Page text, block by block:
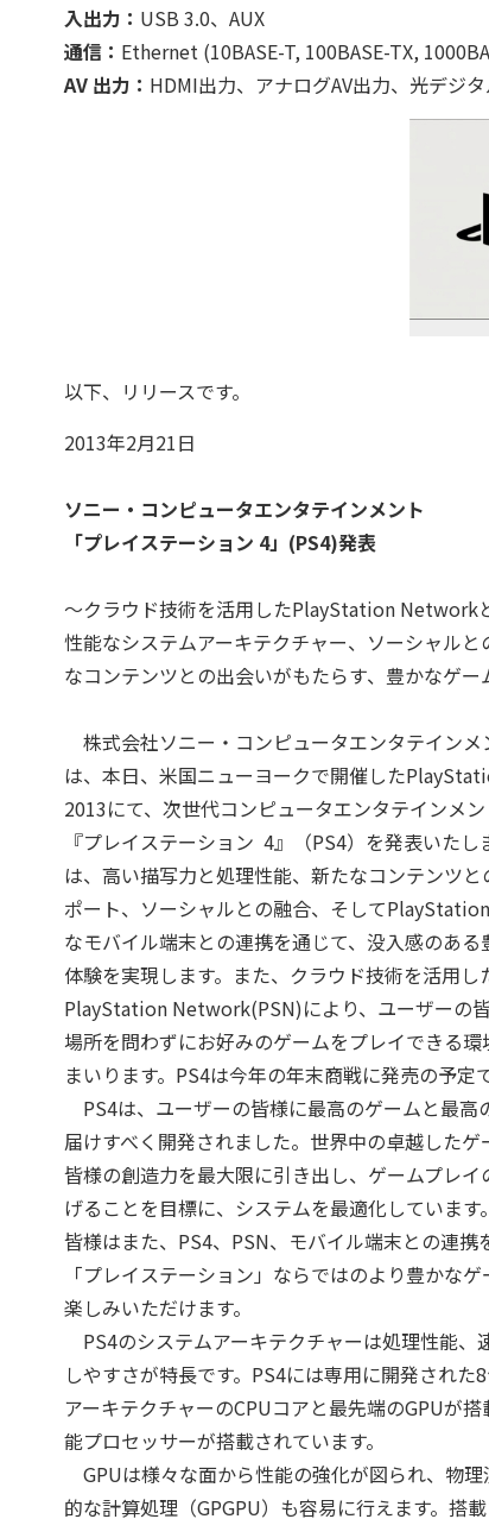
入出力： USB 3.0、AUX
通信： Ethernet (10BASE-T, 100BASE-TX,
AV 出力： HDMI出力、アナログAV出力、光デジ
以下、リリースです。
2013年2月21日
ソニー・コンピュータエンタテインメント
「プレイステーション 4」(PS4)発表
～クラウド技術を活用したPlayStation Network
性能なシステムアーキテクチャー、ソーシャルと
なコンテンツとの出会いがもたらす、豊かなゲー
株式会社ソニー・コンピュータエンタテインメ
は、本日、米国ニューヨークで開催した
2013にて、次世代コンピュータエンタテインメ
『プレイステーション 4』（PS4）を発表いたし
は、高い描写力と処理性能、新たなコンテンツ
ポート、ソーシャルとの融合、そして
なモバイル端末との連携を通じて、没入感のある
体験を実現します。また、クラウド技術を活用し
PlayStation Network(PSN)により、ユーザーの
場所を問わずにお好みのゲームをプレイできる環
まいります。PS4は今年の年末商戦に発売の予定で
PS4は、ユーザーの皆様に最高のゲームと最高
届けすべく開発されました。世界中の卓越したゲ
皆様の創造力を最大限に引き出し、ゲームプレイ
げることを目標に、システムを最適化しています
皆様はまた、PS4、PSN、モバイル端末との連携
「プレイステーション」ならではのより豊かな
楽しみいただけます。
PS4のシステムアーキテクチャーは処理性能、
しやすさが特長です。PS4には専用に開発された
アーキテクチャーのCPUコアと最先端のGPUが
能プロセッサーが搭載されています。
GPUは様々な面から性能の強化が図られ、物理
的な計算処理（GPGPU）も容易に行えます。搭